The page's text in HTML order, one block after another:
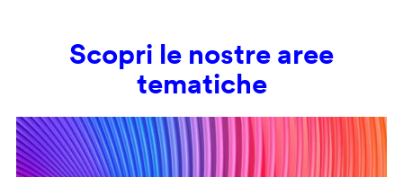
Scopri le nostre aree
tematiche